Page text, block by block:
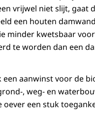
vrijwel niet slijt, gaat
een houten
minder kwetsbaar
te worden dan een
aanwinst voor de
, weg- en
een stuk